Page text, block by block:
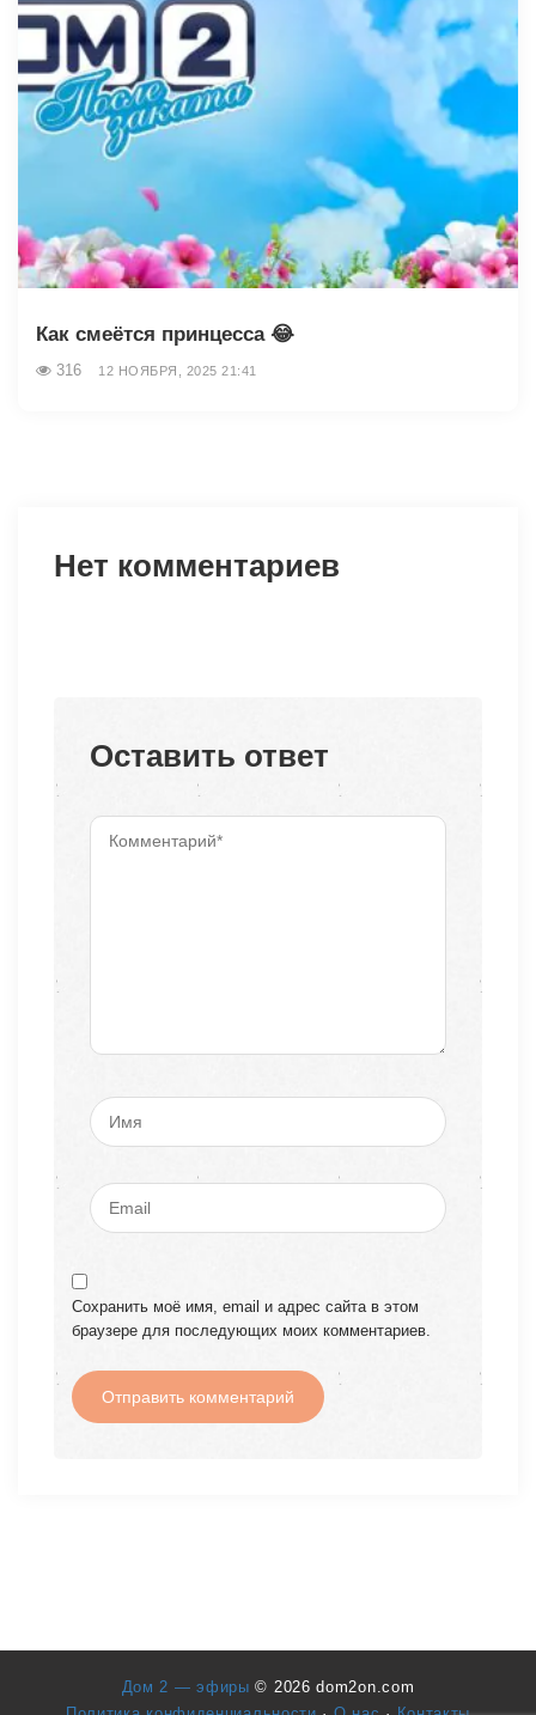
Как смеётся принцесса 😂
316 12 НОЯБРЯ, 2025 21:41
Нет комментариев
Оставить ответ
Сохранить моё имя, email и адрес сайта в этом
браузере для последующих моих комментариев.
Дом 2 — эфиры© 2026 dom2on.com